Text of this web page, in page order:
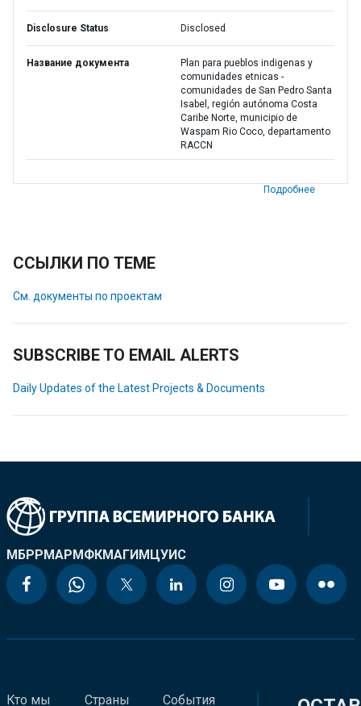
Disclosure Status Disclosed
Название документа
Plan para pueblos indigenas y
comunidades etnicas -
comunidades de San Pedro Santa
Isabel, región autónoma Costa
Caribe Norte, municipio de
Waspam Rio Coco, departamento
RACCN
Подробнее
ССЫЛКИ ПО ТЕМЕ
См. документы по проектам
SUBSCRIBE TO EMAIL ALERTS
Daily Updates of the Latest Projects & Documents
МБРРМАРМФКМАГИМЦУИС
Кто мы Страны События